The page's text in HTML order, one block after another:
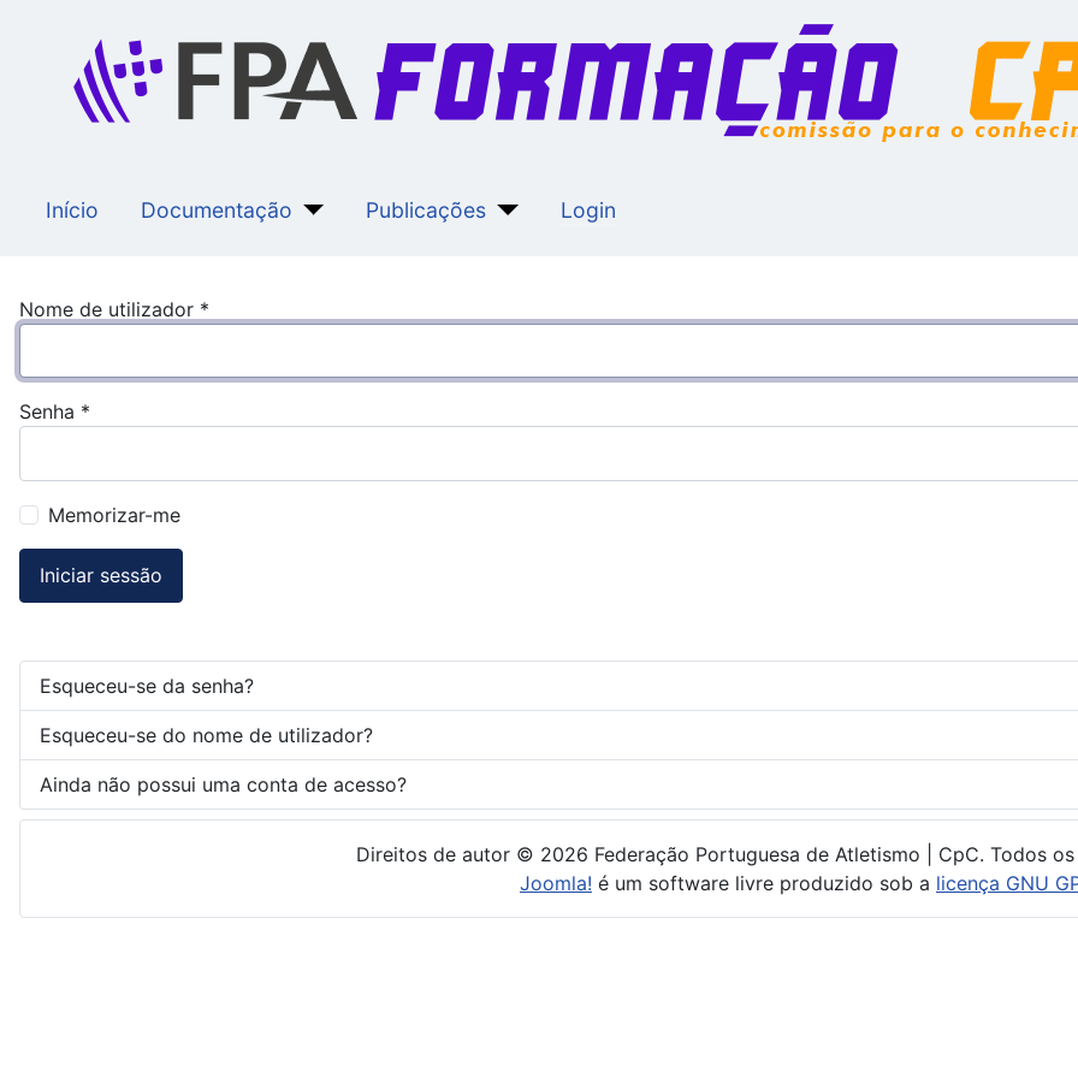
Início Documentação Publicações Login
Nome de utilizador *
Senha *
Memorizar-me
Iniciar sessão
Esqueceu-se da senha?
Esqueceu-se do nome de utilizador?
Ainda não possui uma conta de acesso?
Direitos de autor © 2026 Federação Portuguesa de Atletismo | CpC. Todos
Joomla! é um software livre produzido sob a licença GNU